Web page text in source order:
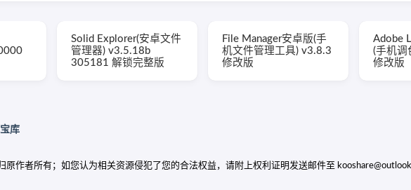
Solid Explorer(安卓文件
管理器) v3.5.18b
305181 解锁完整版
File Manager安卓版(手
机文件管理工具) v3.8.3
修改版
Adobe
(手机调
修改版
库
原作者所有；如您认为相关资源侵犯了您的合法权益，请附上权利证明发送邮件至